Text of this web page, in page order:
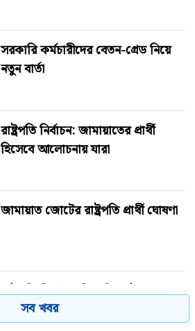
সরকারি কর্মচারীদের বেতন-গ্রেড নিয়ে
নতুন বার্তা
রাষ্ট্রপতি নির্বাচন: জামায়াতের প্রার্থী
হিসেবে আলোচনায় যারা
জামায়াত জোটের রাষ্ট্রপতি প্রার্থী ঘোষণা
রাষ্ট্রপতি নির্বাচনে বিএনপির দুই
মনোনয়নপত্র সংগ্রহ
সব খবর